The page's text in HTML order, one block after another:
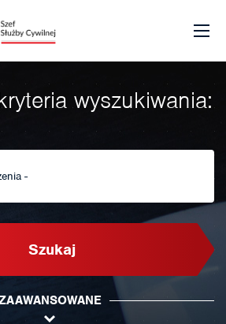
wyszukiwania:
Szukaj